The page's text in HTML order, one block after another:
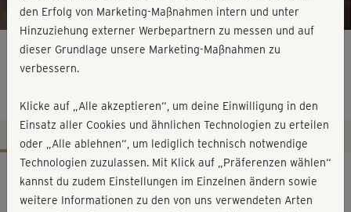
Tabata & more - Quickie 6
Workout-Facts
anspruchsvoll
den Erfolg von Marketing-Maßnahmen intern und unter
Hinzuziehung externer Werbepartnern zu messen und auf
dieser Grundlage unsere Marketing-Maßnahmen zu
verbessern.
Klicke auf „Alle akzeptieren“, um deine Einwilligung in den
Einsatz aller Cookies und ähnlichen Technologien zu erteilen
oder „Alle ablehnen“, um lediglich technisch notwendige
Technologien zuzulassen. Mit Klick auf „Präferenzen wählen“
kannst du zudem Einstellungen im Einzelnen ändern sowie
weitere Informationen zu den von uns verwendeten Arten